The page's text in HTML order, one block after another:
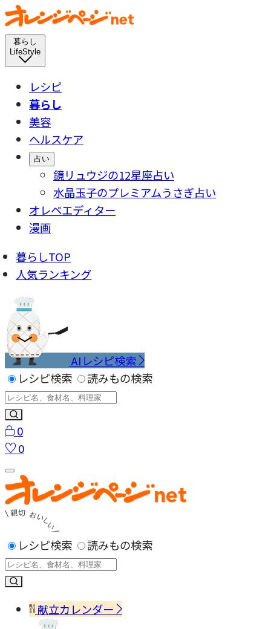
暮らし
LifeStyle
レシピ
暮らし
美容
ヘルスケア
占い
鏡リュウジの12星座占い
水晶玉子のプレミアムうさぎ占い
オレペエディター
漫画
暮らしTOP
人気ランキング
AIレシピ検索
レシピ検索
読みもの検索
0
0
レシピ検索 読みもの検索
献立カレンダー